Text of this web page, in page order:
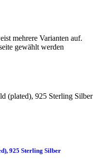
mehrere Varianten auf.
gewählt werden
(plated), 925 Sterling Silber
925 Sterling Silber